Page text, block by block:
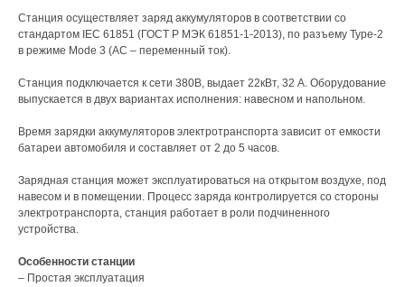
Станция осуществляет заряд аккумуляторов в соответствии со
стандартом IEC 61851 (ГОСТ Р МЭК 61851-1-2013), по разъему Type-2
в режиме Mode 3 (AC – переменный ток).
Станция подключается к сети 380В, выдает 22кВт, 32 А. Оборудование
выпускается в двух вариантах исполнения: навесном и напольном.
Время зарядки аккумуляторов электротранспорта зависит от емкости
батареи автомобиля и составляет от 2 до 5 часов.
Зарядная станция может эксплуатироваться на открытом воздухе, под
навесом и в помещении. Процесс заряда контролируется со стороны
электротранспорта, станция работает в роли подчиненного
устройства.
Особенности станции
– Простая эксплуатация